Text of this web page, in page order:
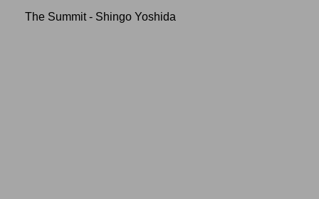
The Summit - Shingo Yoshida